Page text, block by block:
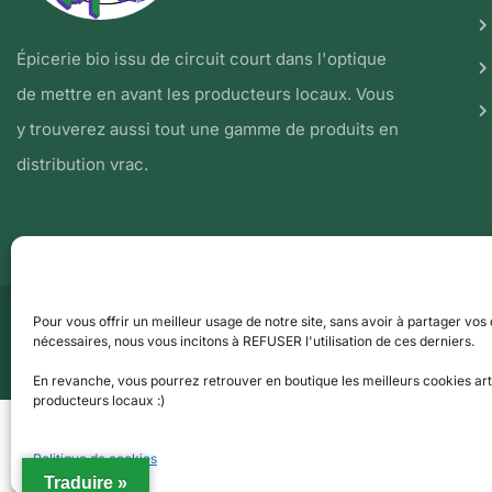
Pour vous offrir un meilleur usage de notre site, sans avoir à partager
nécessaires, nous vous incitons à REFUSER l'utilisation de ces derniers.
En revanche, vous pourrez retrouver en boutique les meilleurs cookies
producteurs locaux :)
Politique de cookies
Épicerie bio issu de circuit court dans l'optique
de mettre en avant les producteurs locaux. Vous
y trouverez aussi tout une gamme de produits en
distribution vrac.
© Copyright 2021 par BioTopie.fr
Traduire »